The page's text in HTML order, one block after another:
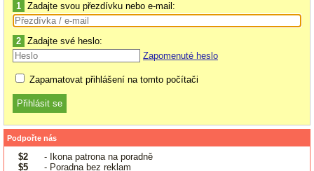
1 Zadajte svou přezdívku nebo e-mail:
2 Zadajte své heslo:
Zapomenuté heslo
Zapamatovat přihlášení na tomto počítači
Podpořte nás
$2
- Ikona patrona na poradně
$5
- Poradna bez reklam